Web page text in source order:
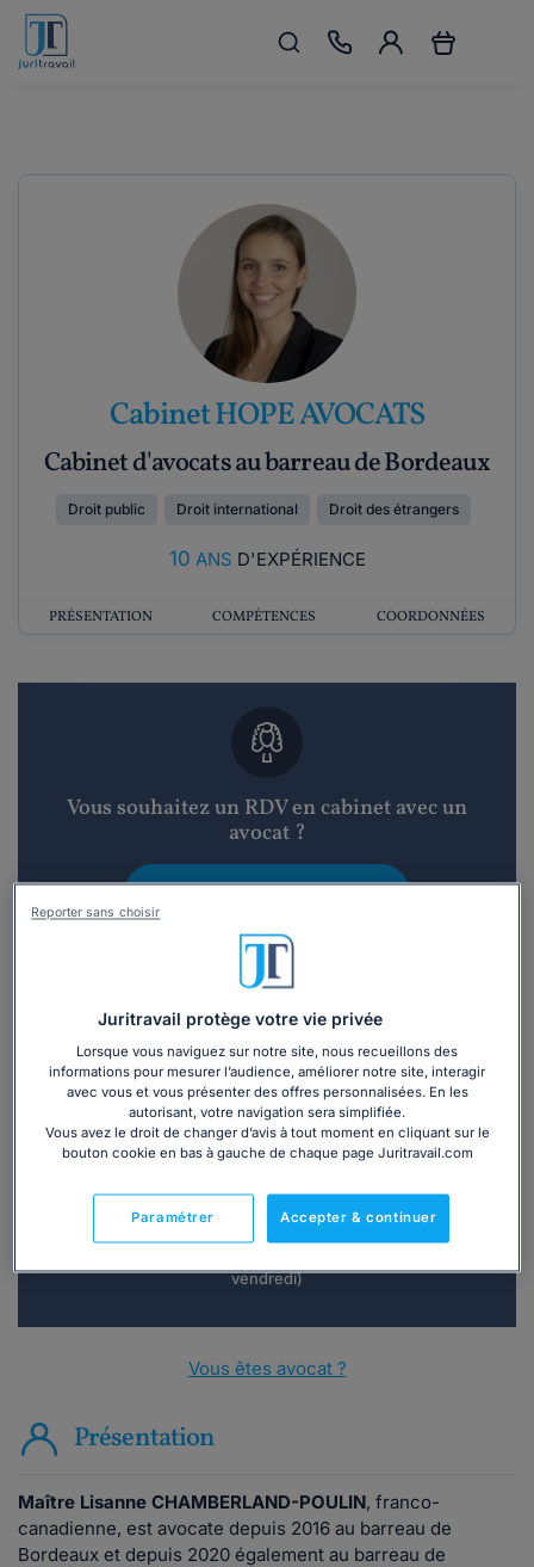
Cabinet HOPE AVOCATS
Cabinet d'avocats au barreau de Bordeaux
Droit public Droit international Droit des étrangers
10 ANS D'EXPÉRIENCE
PRÉSENTATION COMPÉTENCES COORDONNÉES
Vous souhaitez un RDV en cabinet avec un
avocat ?
Recevoir des devis d'avocats
3 devis en 48h
Vous souhaitez une consultation par
téléphone ?
Consulter immédiatement
vendredi)
Vous êtes avocat ?
Présentation
Maître Lisanne CHAMBERLAND-POULIN, franco-
canadienne, est avocate depuis 2016 au barreau de
Bordeaux et depuis 2020 également au barreau de
Juritravail protège votre vie privée
Lorsque vous naviguez sur notre site, nous recueillons des
informations pour mesurer l’audience, améliorer notre site, interagir
avec vous et vous présenter des offres personnalisées. En les
autorisant, votre navigation sera simplifiée.
Vous avez le droit de changer d’avis à tout moment en cliquant sur le
bouton cookie en bas à gauche de chaque page Juritravail.com
Accepter & continuer
Paramétrer
Reporter sans choisir